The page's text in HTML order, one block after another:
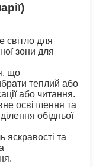
світло для
зони для
що
теплий або
або читання.
освітлення та
обідньої
яскравості та